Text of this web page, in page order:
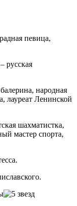
певица,
русская
народная
лауреат Ленинской
шахматистка,
мастер спорта,